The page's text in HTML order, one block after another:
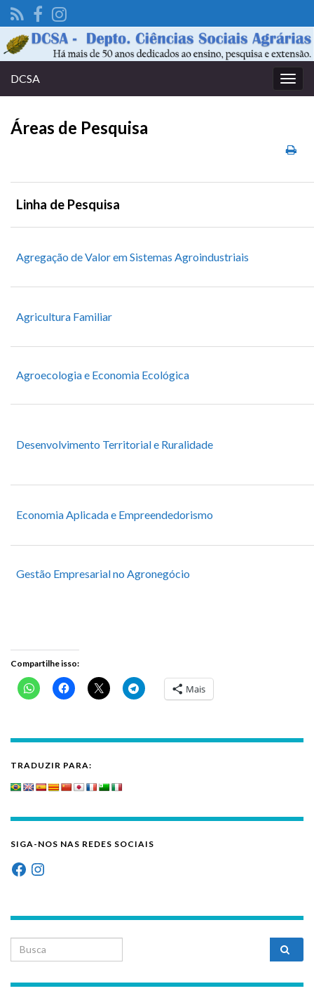
DCSA
Áreas de Pesquisa
Linha de Pesquisa
Agregação de Valor em Sistemas Agroindustriais
Agricultura Familiar
Agroecologia e Economia Ecológica
Desenvolvimento Territorial e Ruralidade
Economia Aplicada e Empreendedorismo
Gestão Empresarial no Agronegócio
Compartilhe isso:
Mais
TRADUZIR PARA:
SIGA-NOS NAS REDES SOCIAIS
FacebookInstagram
Search for: